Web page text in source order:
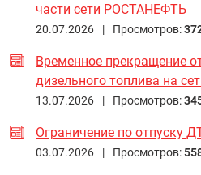
части сети РОСТАНЕФТЬ
20.07.2026 | Просмотров:
Временное прекращение
дизельного топлива на
13.07.2026 | Просмотров:
Ограничение по отпуску
03.07.2026 | Просмотров: